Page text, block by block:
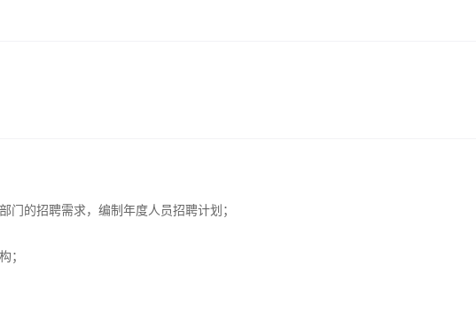
门的招聘需求，编制年度人员招聘计划；
；